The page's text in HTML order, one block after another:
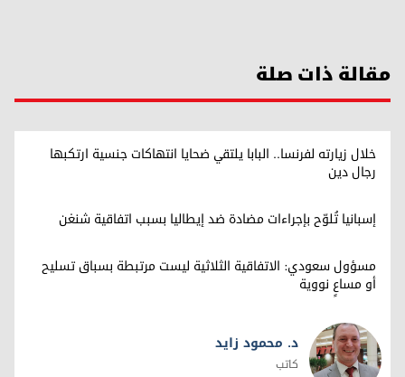
مقالة ذات صلة
خلال زيارته لفرنسا.. البابا يلتقي ضحايا انتهاكات جنسية ارتكبها
رجال دين
إسبانيا تُلوّح بإجراءات مضادة ضد إيطاليا بسبب اتفاقية شنغن
مسؤول سعودي: الاتفاقية الثلاثية ليست مرتبطة بسباق تسليح
أو مساعٍ نووية
د. محمود زايد
كاتب